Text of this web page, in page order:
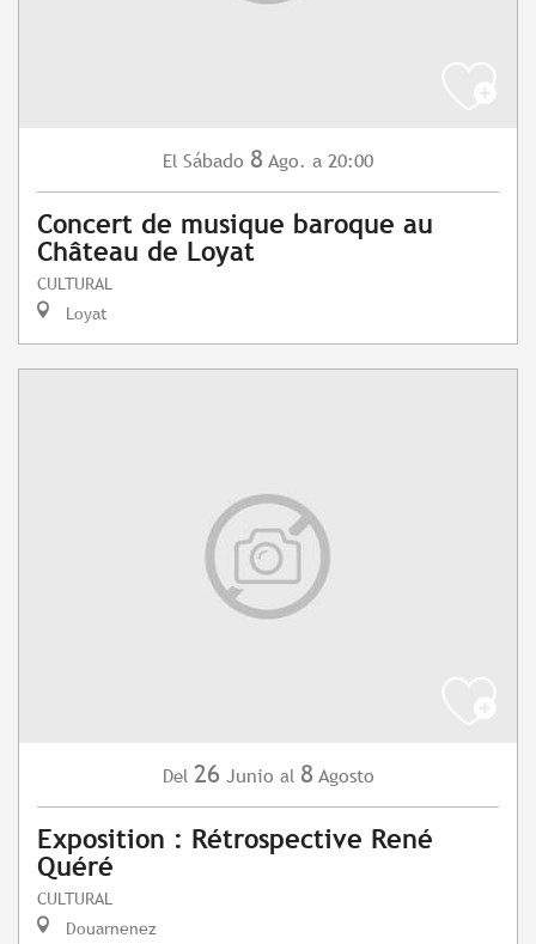
El Sábado 8 Ago. a 20:00
Concert de musique baroque au
Château de Loyat
CULTURAL
Loyat
Del 26 Junio al 8 Agosto
Exposition : Rétrospective René
Quéré
CULTURAL
Douarnenez